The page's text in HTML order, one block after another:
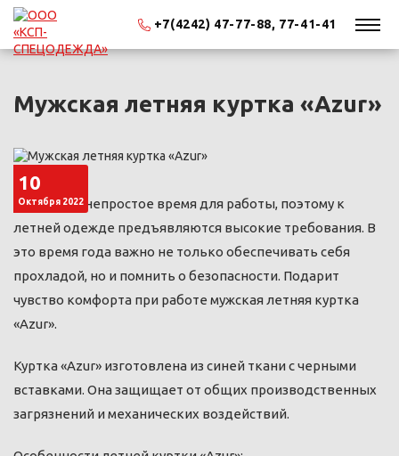
+7(4242) 47-77-88, 77-41-41
Мужская летняя куртка «Azur»
10
Октября 2022
Жара – это непростое время для работы, поэтому к
летней одежде предъявляются высокие требования. В
это время года важно не только обеспечивать себя
прохладой, но и помнить о безопасности. Подарит
чувство комфорта при работе мужская летняя куртка
«Azur».
Куртка «Azur» изготовлена из синей ткани с черными
вставками. Она защищает от общих производственных
загрязнений и механических воздействий.